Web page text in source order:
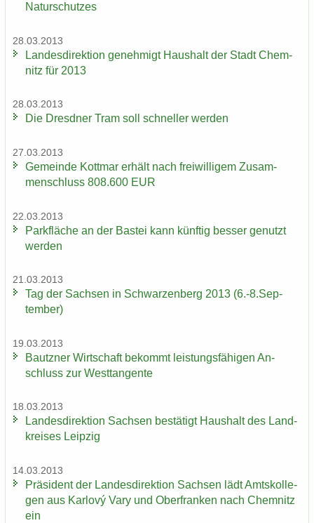
Na­tur­schut­zes
28.03.2013
Lan­des­di­rek­ti­on ge­neh­migt Haus­halt der Stadt Chem­
nitz für 2013
28.03.2013
Die Dresd­ner Tram soll schnel­ler wer­den
27.03.2013
Ge­mein­de Kott­mar er­hält nach frei­wil­li­gem Zu­sam­
men­schluss 808.600 EUR
22.03.2013
Park­flä­che an der Bas­tei kann künf­tig bes­ser ge­nutzt
wer­den
21.03.2013
Tag der Sach­sen in Schwar­zen­berg 2013 (6.-8.Sep­
tem­ber)
19.03.2013
Bautz­ner Wirt­schaft be­kommt leis­tungs­fä­hi­gen An­
schluss zur West­tan­gen­te
18.03.2013
Lan­des­di­rek­ti­on Sach­sen be­stä­tigt Haus­halt des Land­
krei­ses Leip­zig
14.03.2013
Prä­si­dent der Lan­des­di­rek­ti­on Sach­sen lädt Amts­kol­le­
gen aus Karlový Vary und Ober­fran­ken nach Chem­nitz
ein